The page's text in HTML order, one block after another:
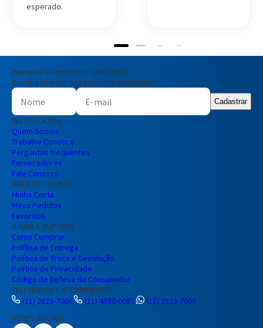
esperado.
Inscreva-se em nossa newsletter!
Receba ofertas e promoções exclusivas
Cadastrar
INSTITUCIONAL
Quem Somos
Trabalhe Conosco
Perguntas frequentes
Fornecedores
Fale Conosco
ÁREA DO CLIENTE
Minha Conta
Meus Pedidos
Favoritos
AJUDA E SUPORTE
Como Comprar
Política de Entrega
Política de Troca e Devolução
Política de Privacidade
Código de Defesa do Consumidor
TELEVENDAS E ATENDIMENTO
(11) 2823-7066
(11) 4580-0085
(11) 2823-7066
REDES SOCIAIS